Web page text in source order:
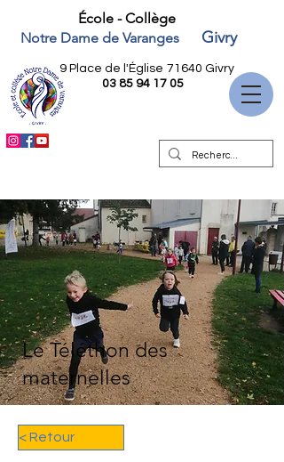
École - Collège
Notre Dame de Varanges
Givry
9 Place de l'Église 71640 Givry
03 85 94 17 05
Le Téléthon des
maternelles
< Retour